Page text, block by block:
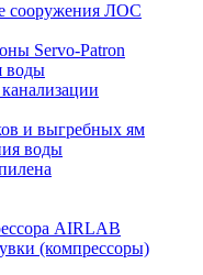
сооружения ЛОС
Servo-Patron
воды
и выгребных ям
воды
AIRLAB
(компрессоры)